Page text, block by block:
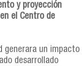
y proyección
el Centro de
generara un impacto
desarrollado